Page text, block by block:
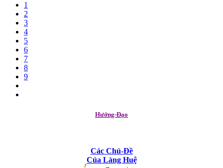
1
2
3
4
5
6
7
8
9
Hướng-Đạo
Các Chủ-Đề
Của Làng Huệ